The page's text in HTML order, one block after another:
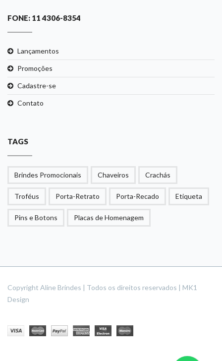
FONE: 11 4306-8354
Lançamentos
Promoções
Cadastre-se
Contato
TAGS
Brindes Promocionais Chaveiros Crachás
Troféus Porta-Retrato Porta-Recado Etiqueta
Pins e Botons Placas de Homenagem
Copyright Aline Brindes | Todos os direitos reservados | MK1
Design